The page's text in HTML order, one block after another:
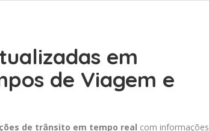
em
de Viagem e
de trânsito em tempo real com informações